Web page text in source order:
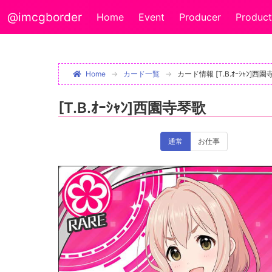
@imcgborder Home Event Producer
Home カード一覧 カード情報 [T.B.ｵｰｼｬﾝ]西園
[T.B.ｵｰｼｬﾝ]西園寺琴歌
通常 お仕事